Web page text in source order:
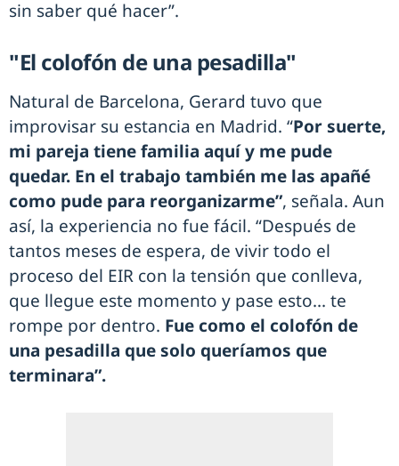
sin saber qué hacer”.
"El colofón de una pesadilla"
Natural de Barcelona, Gerard tuvo que
improvisar su estancia en Madrid. “Por suerte,
mi pareja tiene familia aquí y me pude
quedar. En el trabajo también me las apañé
como pude para reorganizarme”, señala. Aun
así, la experiencia no fue fácil. “Después de
tantos meses de espera, de vivir todo el
proceso del EIR con la tensión que conlleva,
que llegue este momento y pase esto... te
rompe por dentro. Fue como el colofón de
una pesadilla que solo queríamos que
terminara”.